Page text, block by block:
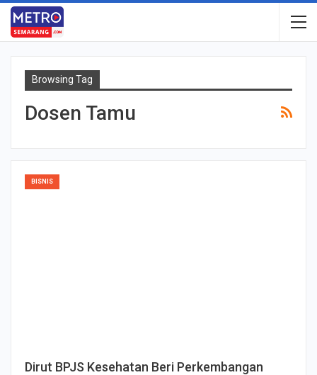
Browsing Tag
Dosen Tamu
BISNIS
Dirut BPJS Kesehatan Beri Perkembangan